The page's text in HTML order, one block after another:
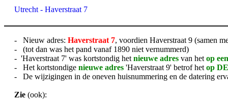
Utrecht - Haverstraat 7
- Nieuw adres: Haverstraat 7, voordien Haverstraat 9 (samen
- (tot dan was het pand vanaf 1890 niet vernummerd)
- 'Haverstraat 7' was kortstondig het nieuwe adres van het op
- Het kortstondige nieuwe adres 'Haverstraat 9' betrof het op
- De wijzigingen in de oneven huisnummering en de datering
Zie (ook):